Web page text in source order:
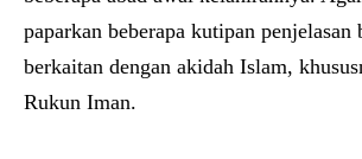
paparkan beberapa kutipan penjelasan
berkaitan dengan akidah Islam,
Rukun Iman.